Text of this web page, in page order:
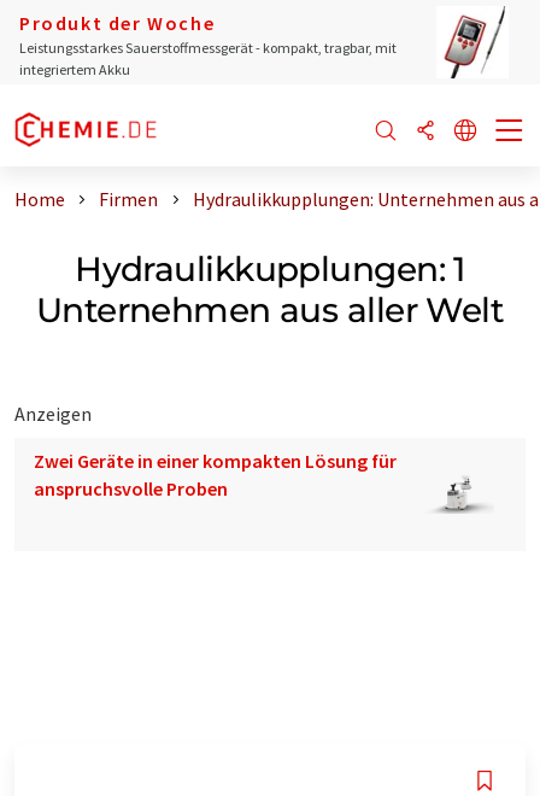
Produkt der Woche
Leistungsstarkes Sauerstoffmessgerät - kompakt, tragbar, mit
integriertem Akku
Home Firmen Hydraulikkupplungen: Unternehmen aus
Hydraulikkupplungen: 1
Unternehmen aus aller Welt
Anzeigen
Zwei Geräte in einer kompakten Lösung für
anspruchsvolle Proben